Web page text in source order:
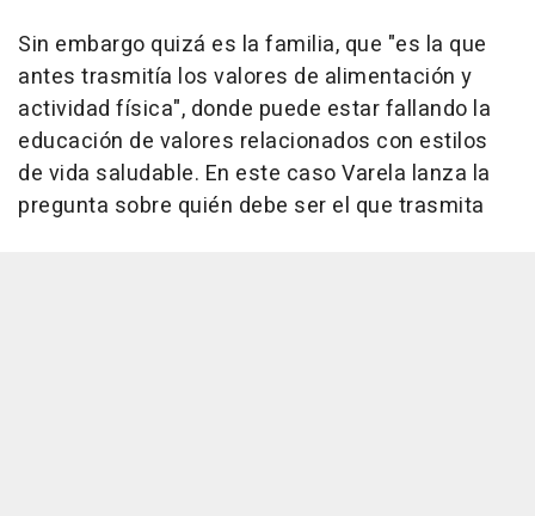
Sin embargo quizá es la familia, que "es la que
antes trasmitía los valores de alimentación y
actividad física", donde puede estar fallando la
educación de valores relacionados con estilos
de vida saludable. En este caso Varela lanza la
pregunta sobre quién debe ser el que trasmita